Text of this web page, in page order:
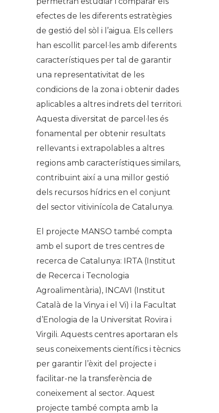
efectes de les diferents estratègies
de gestió del sòl i l’aigua. Els cellers
han escollit parcel·les amb diferents
característiques per tal de garantir
una representativitat de les
condicions de la zona i obtenir dades
aplicables a altres indrets del territori.
Aquesta diversitat de parcel·les és
fonamental per obtenir resultats
rellevants i extrapolables a altres
regions amb característiques similars,
contribuint així a una millor gestió
dels recursos hídrics en el conjunt
del sector vitivinícola de Catalunya.
El projecte MANSO també compta
amb el suport de tres centres de
recerca de Catalunya: IRTA (Institut
de Recerca i Tecnologia
Agroalimentària), INCAVI (Institut
Català de la Vinya i el Vi) i la Facultat
d’Enologia de la Universitat Rovira i
Virgili. Aquests centres aportaran els
seus coneixements científics i tècnics
per garantir l’èxit del projecte i
facilitar-ne la transferència de
coneixement al sector. Aquest
projecte també compta amb la